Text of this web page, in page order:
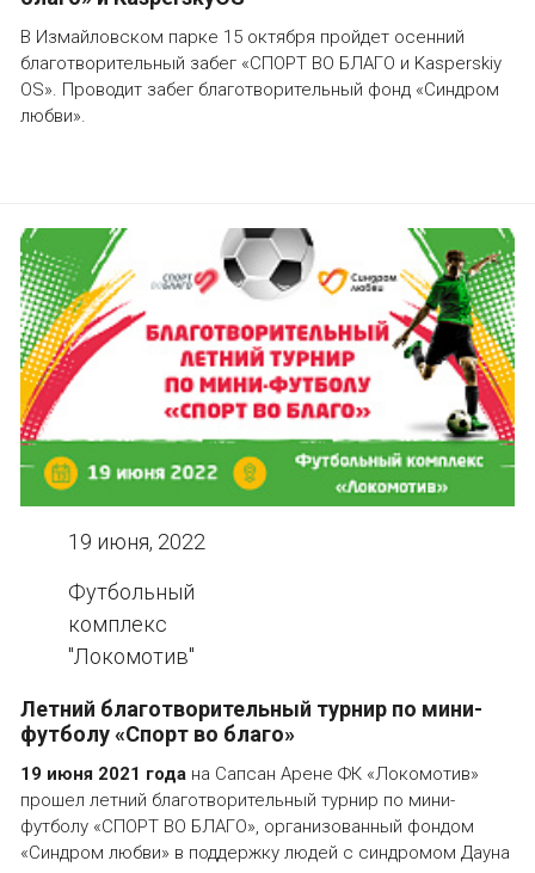
В Измайловском парке 15 октября пройдет осенний
благотворительный забег «СПОРТ ВО БЛАГО и Kasperskiy
OS». Проводит забег благотворительный фонд «Синдром
любви».
19 июня, 2022
Футбольный
комплекс
"Локомотив"
Летний благотворительный турнир по мини-
футболу «Спорт во благо»
19 июня 2021 года на Сапсан Арене ФК «Локомотив»
прошел летний благотворительный турнир по мини-
футболу «СПОРТ ВО БЛАГО», организованный фондом
«Синдром любви» в поддержку людей с синдромом Дауна